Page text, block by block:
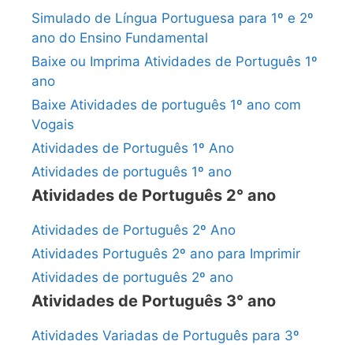
Simulado de Língua Portuguesa para 1º e 2º
ano do Ensino Fundamental
Baixe ou Imprima Atividades de Português 1º
ano
Baixe Atividades de português 1º ano com
Vogais
Atividades de Português 1º Ano
Atividades de português 1º ano
Atividades de Português 2° ano
Atividades de Português 2º Ano
Atividades Português 2º ano para Imprimir
Atividades de português 2º ano
Atividades de Português 3° ano
Atividades Variadas de Português para 3º